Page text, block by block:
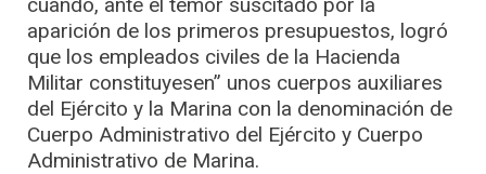
aparición de los primeros presupuestos, logró
que los empleados civiles de la Hacienda
Militar constituyesen” unos cuerpos auxiliares
del Ejército y la Marina con la denominación de
Cuerpo Administrativo del Ejército y Cuerpo
Administrativo de Marina.